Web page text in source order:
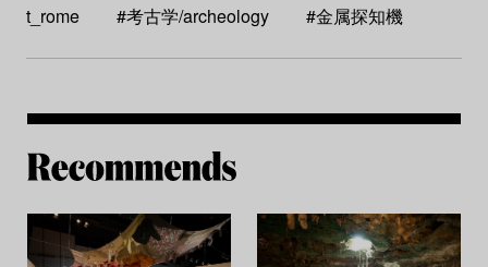
t_rome
#考古学/archeology #金属探知機